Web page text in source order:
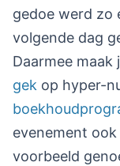
gedoe werd zo
volgende dag
Daarmee maak
gek op hyper-
evenement
voorbeeld